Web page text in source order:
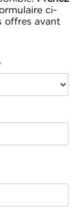
ci-
offres avant